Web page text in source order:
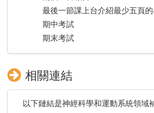
最後一節課上台介紹最少五頁
期中考試
期末考試
相關連結
以下鏈結是神經科學和運動系統領域